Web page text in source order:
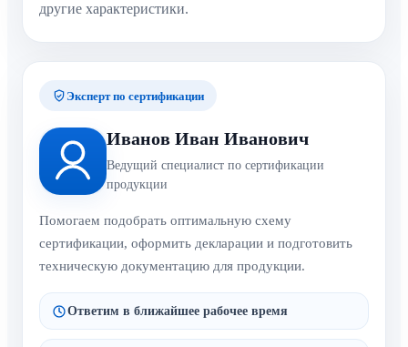
другие характеристики.
Эксперт по сертификации
Иванов Иван Иванович
Ведущий специалист по сертификации
продукции
Помогаем подобрать оптимальную схему
сертификации, оформить декларации и подготовить
техническую документацию для продукции.
Ответим в ближайшее рабочее время